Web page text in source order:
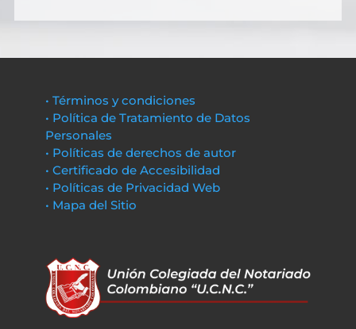
• Términos y condiciones
• Política de Tratamiento de Datos
Personales
• Políticas de derechos de autor
• Certificado de Accesibilidad
• Políticas de Privacidad Web
• Mapa del Sitio